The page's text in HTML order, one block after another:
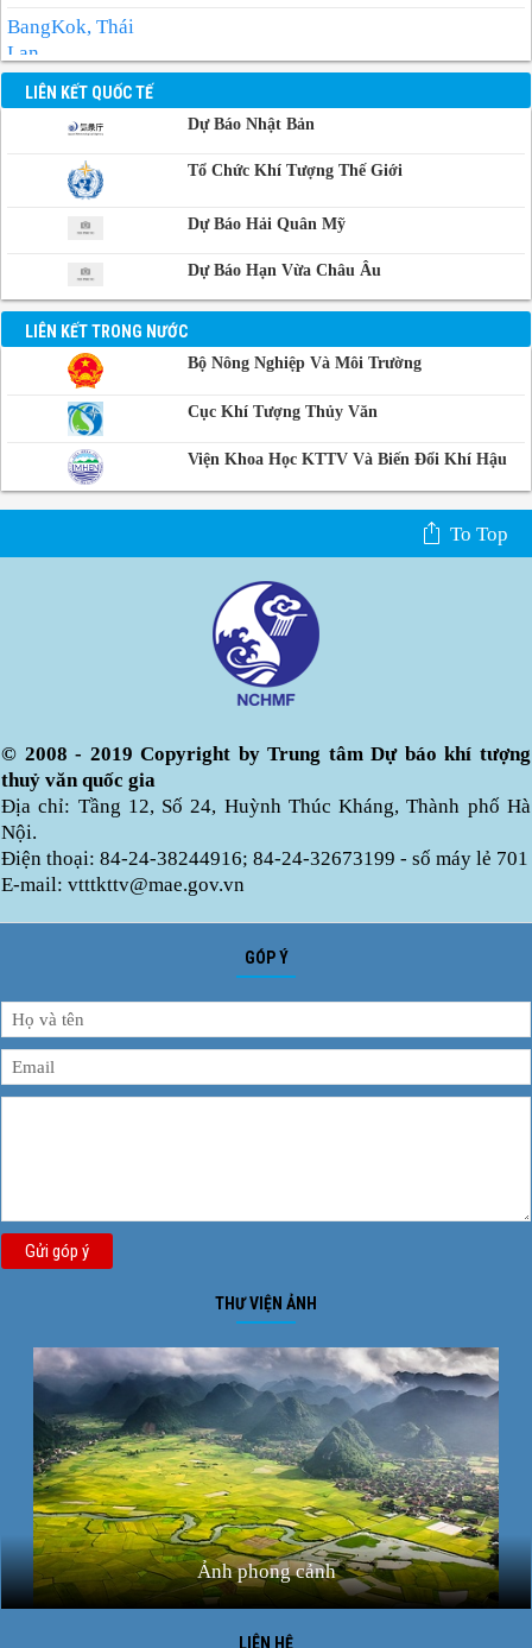
BangKok, Thái
Lan
Manila, Philippin
Phnom-Penh,
Campuchia
LIÊN KẾT QUỐC TẾ
Dự Báo Nhật Bản
Tổ Chức Khí Tượng Thế Giới
Dự Báo Hải Quân Mỹ
Dự Báo Hạn Vừa Châu Âu
LIÊN KẾT TRONG NƯỚC
Bộ Nông Nghiệp Và Môi Trường
Cục Khí Tượng Thủy Văn
Viện Khoa Học KTTV Và Biến Đổi Khí Hậu
To Top
© 2008 - 2019 Copyright by Trung tâm Dự báo khí tượng
thuỷ văn quốc gia
Địa chỉ: Tầng 12, Số 24, Huỳnh Thúc Kháng, Thành phố Hà
Nội.
Điện thoại: 84-24-38244916; 84-24-32673199 - số máy lẻ 701
E-mail: vtttkttv@mae.gov.vn
GÓP Ý
Gửi góp ý
THƯ VIỆN ẢNH
Ảnh phong cảnh
LIÊN HỆ